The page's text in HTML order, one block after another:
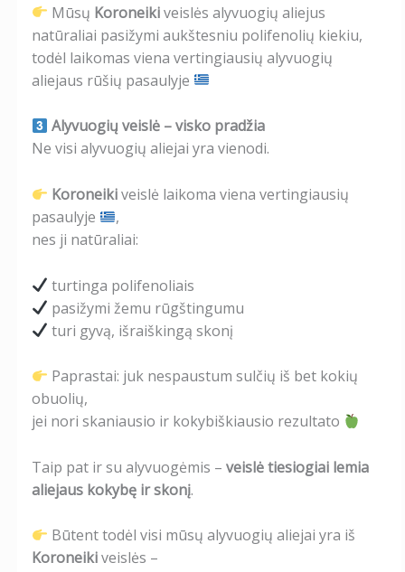
Mūsų Koroneikiveislės alyvuogių aliejus
natūraliai pasižymi aukštesniu polifenolių kiekiu,
todėl laikomas viena vertingiausių alyvuogių
aliejaus rūšių pasaulyje
Alyvuogių veislė – visko pradžia
Ne visi alyvuogių aliejai yra vienodi.
Koroneikiveislė laikoma viena vertingiausių
pasaulyje
,
nes ji natūraliai:
turtinga polifenoliais
pasižymi žemu rūgštingumu
turi gyvą, išraiškingą skonį
Paprastai: juk nespaustum sulčių iš bet kokių
obuolių,
jei nori skaniausio ir kokybiškiausio rezultato
Taip pat ir su alyvuogėmis – veislė tiesiogiai lemia
aliejaus kokybę ir skonį.
Būtent todėl visi mūsų alyvuogių aliejai yra iš
Koroneikiveislės –